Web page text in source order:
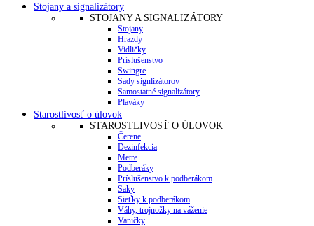
Stojany a signalizátory
STOJANY A SIGNALIZÁTORY
Stojany
Hrazdy
Vidličky
Príslušenstvo
Swingre
Sady signlizátorov
Samostatné signalizátory
Plaváky
Starostlivosť o úlovok
STAROSTLIVOSŤ O ÚLOVOK
Čerene
Dezinfekcia
Metre
Podberáky
Príslušenstvo k podberákom
Saky
Sieťky k podberákom
Váhy, trojnožky na váženie
Vaničky